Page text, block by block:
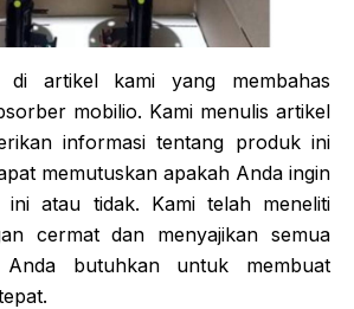
di artikel kami yang membahas
mobilio. Kami menulis artikel
informasi tentang produk ini
memutuskan apakah Anda ingin
ini atau tidak. Kami telah meneliti
cermat dan menyajikan semua
butuhkan untuk membuat